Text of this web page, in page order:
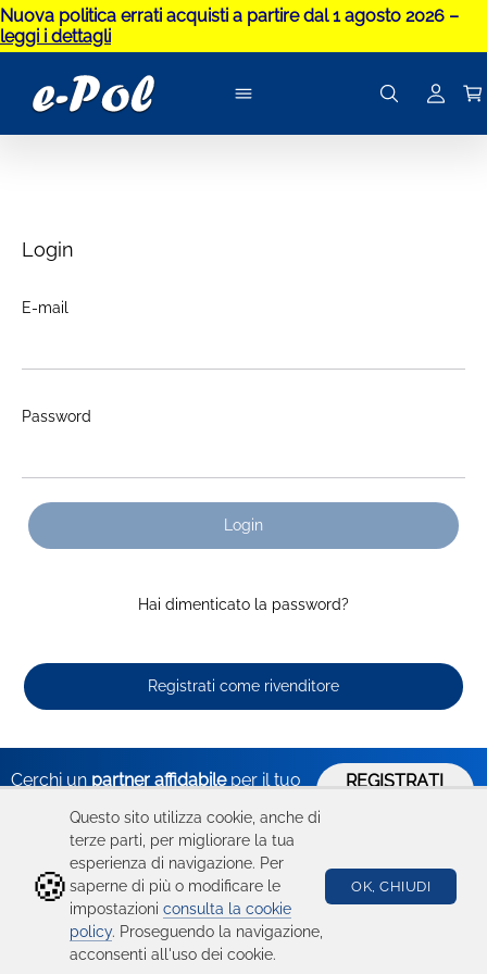
Nuova politica errati acquisti a partire dal 1 agosto 2026 –
leggi i dettagli
Login
E-mail
Password
Login
Hai dimenticato la password?
Registrati come rivenditore
Cerchi un partner affidabileper il tuo
REGISTRATI
Hai bisogno
di aiuto?
Condizioni d'uso
Catalogo
Ricambi
Device
Seguici su
🍪
Questo sito utilizza cookie, anche di
terze parti, per migliorare la tua
esperienza di navigazione. Per
saperne di più o modificare le
impostazioni consulta la cookie
policy. Proseguendo la navigazione,
acconsenti all'uso dei cookie.
OK, CHIUDI